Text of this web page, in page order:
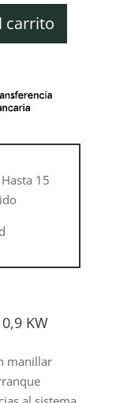
carrito
15
0,9 KW
manillar